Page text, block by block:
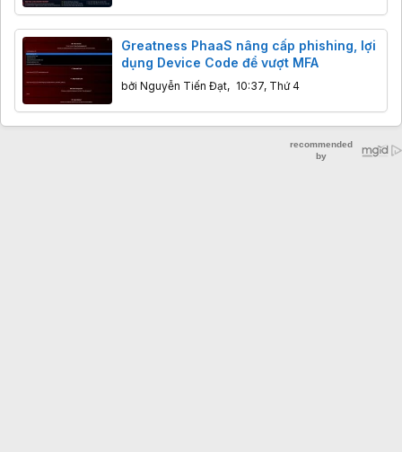
Greatness PhaaS nâng cấp phishing, lợi
dụng Device Code để vượt MFA
bởi Nguyễn Tiến Đạt, 10:37, Thứ 4